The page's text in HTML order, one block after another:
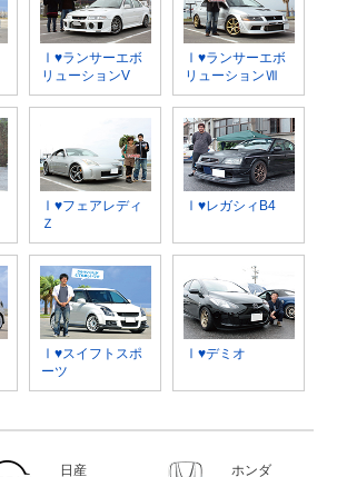
Ⅰ♥ランサーエボ
リューションV
Ⅰ♥ランサーエボ
リューションⅦ
Ⅰ♥フェアレディ
Ｚ
Ⅰ♥レガシィB4
Ⅰ♥スイフトスポ
ーツ
Ⅰ♥デミオ
日産
ホンダ